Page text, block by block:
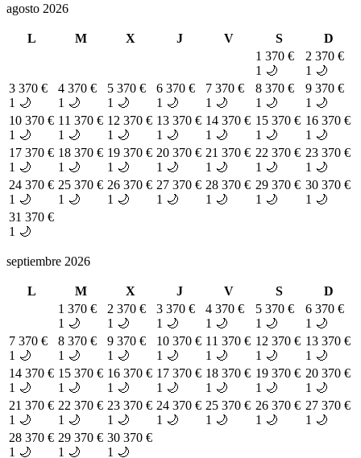
agosto 2026
L M X J V S
D
1 370 €
1 🌙
2 370 €
1 🌙
3 370 €
1 🌙
4 370 €
1 🌙
5 370 €
1 🌙
6 370 €
1 🌙
7 370 €
1 🌙
8 370 €
1 🌙
9 370 €
1 🌙
10 370 €
1 🌙
11 370 €
1 🌙
12 370 €
1 🌙
13 370 €
1 🌙
14 370 €
1 🌙
15 370 €
1 🌙
16 370 €
1 🌙
17 370 €
1 🌙
18 370 €
1 🌙
19 370 €
1 🌙
20 370 €
1 🌙
21 370 €
1 🌙
22 370 €
1 🌙
23 370 €
1 🌙
24 370 €
1 🌙
25 370 €
1 🌙
26 370 €
1 🌙
27 370 €
1 🌙
28 370 €
1 🌙
29 370 €
1 🌙
30 370 €
1 🌙
31 370 €
1 🌙
septiembre 2026
L M X J V S
D
1 370 €
1 🌙
2 370 €
1 🌙
3 370 €
1 🌙
4 370 €
1 🌙
5 370 €
1 🌙
6 370 €
1 🌙
7 370 €
1 🌙
8 370 €
1 🌙
9 370 €
1 🌙
10 370 €
1 🌙
11 370 €
1 🌙
12 370 €
1 🌙
13 370 €
1 🌙
14 370 €
1 🌙
15 370 €
1 🌙
16 370 €
1 🌙
17 370 €
1 🌙
18 370 €
1 🌙
19 370 €
1 🌙
20 370 €
1 🌙
21 370 €
1 🌙
22 370 €
1 🌙
23 370 €
1 🌙
24 370 €
1 🌙
25 370 €
1 🌙
26 370 €
1 🌙
27 370 €
1 🌙
28 370 €
1 🌙
29 370 €
1 🌙
30 370 €
1 🌙